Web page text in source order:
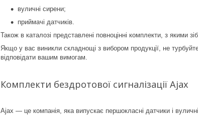
вуличні сирени;
приймачі датчиків.
Також в каталозі представлені повноцінні комплекти, з якими
Якщо у вас виникли складнощі з вибором продукції, не
відповідати вашим вимогам.
Комплекти бездротової сигналізації Ajax
Ajax — це компанія, яка випускає першокласні датчики і